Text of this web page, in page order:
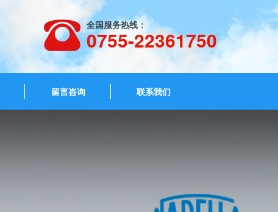
全国服务热线：
0755-22361750
留言咨询 联系我们